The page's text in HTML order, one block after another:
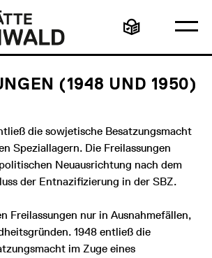
Leichte
Sprache
(1948 UND 1950)
die sowjetische Besatzungsmacht
Speziallagern. Die Freilassungen
Neuausrichtung nach dem
der Entnazifizierung in der SBZ.
Freilassungen nur in Ausnahmefällen,
1948 entließ die
im Zuge eines